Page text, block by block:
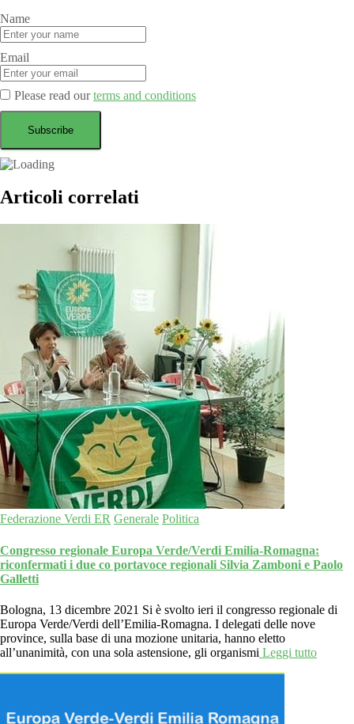
Name
Email
Please read ourterms and conditions
Articoli correlati
Federazione Verdi ER Generale Politica
Congresso regionale Europa Verde/Verdi Emilia-Romagna:
riconfermati i due co portavoce regionali Silvia Zamboni e Paolo
Galletti
Bologna, 13 dicembre 2021 Si è svolto ieri il congresso regionale di
Europa Verde/Verdi dell’Emilia-Romagna. I delegati delle nove
province, sulla base di una mozione unitaria, hanno eletto
all’unanimità, con una sola astensione, gli organismi Leggi tutto